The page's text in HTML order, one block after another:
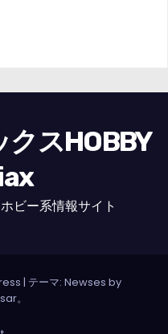
スHOBBY
ビー系情報サイト
| テーマ: Newses by
。